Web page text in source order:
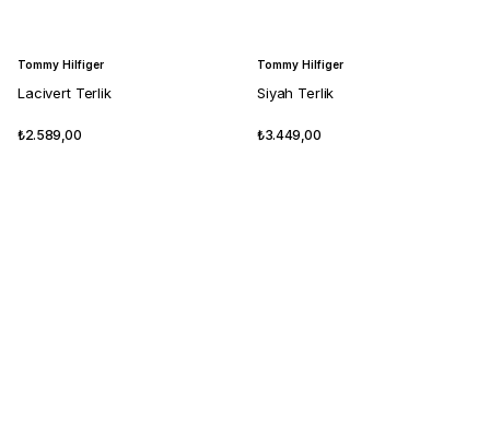
Tommy Hilfiger
Lacivert Terlik
₺2.589,00
Tommy Hilfiger
Siyah Terlik
₺3.449,00